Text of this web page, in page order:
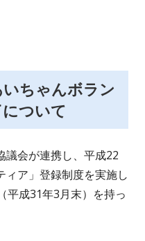
いちゃんボラン
ついて
議会が連携し、平成22
ィア」登録制度を実施し
平成31年3月末）を持っ